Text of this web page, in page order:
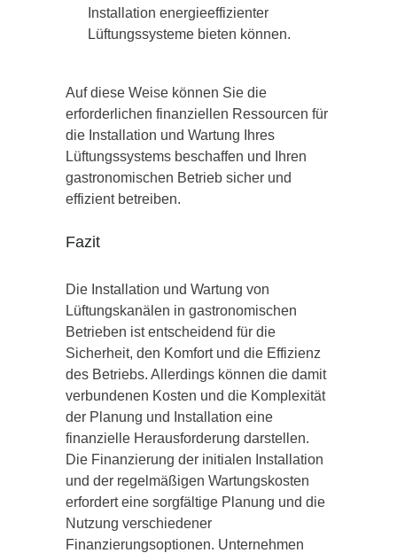
Installation energieeffizienter
Lüftungssysteme bieten können.
Auf diese Weise können Sie die
erforderlichen finanziellen Ressourcen für
die Installation und Wartung Ihres
Lüftungssystems beschaffen und Ihren
gastronomischen Betrieb sicher und
effizient betreiben.
Fazit
Die Installation und Wartung von
Lüftungskanälen in gastronomischen
Betrieben ist entscheidend für die
Sicherheit, den Komfort und die Effizienz
des Betriebs. Allerdings können die damit
verbundenen Kosten und die Komplexität
der Planung und Installation eine
finanzielle Herausforderung darstellen.
Die Finanzierung der initialen Installation
und der regelmäßigen Wartungskosten
erfordert eine sorgfältige Planung und die
Nutzung verschiedener
Finanzierungsoptionen. Unternehmen